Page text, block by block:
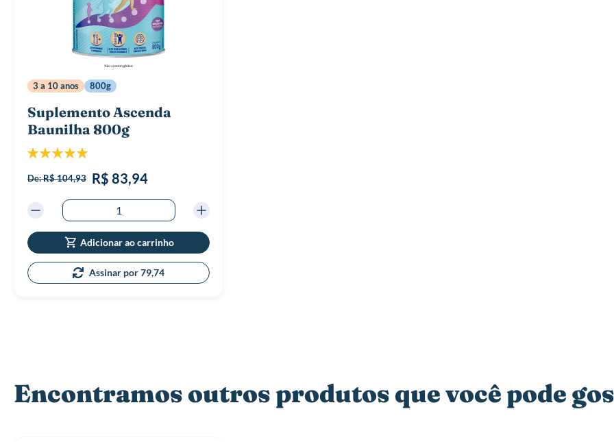
3 a 10 anos 800g
Suplemento Ascenda
Baunilha 800g
Classificação:
De:R$ 104,93 R$ 83,94
Adicionar ao carrinho
Assinar por 79,74
Encontramos outros produtos que você pode